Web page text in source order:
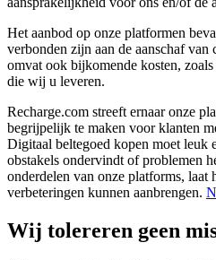
Het aanbod op onze platformen
verbonden zijn aan de aanschaf
omvat ook bijkomende kosten,
die wij u leveren.
Recharge.com streeft ernaar onze
begrijpelijk te maken voor klanten
Digitaal beltegoed kopen moet leuk
obstakels ondervindt of problemen
onderdelen van onze platforms, laat
verbeteringen kunnen aanbrengen.
Wij tolereren geen